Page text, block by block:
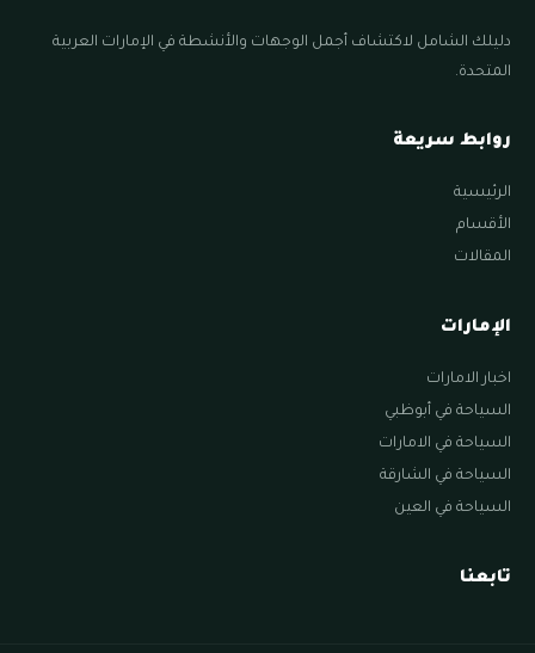
دليلك الشامل لاكتشاف أجمل الوجهات والأنشطة في الإمارات العربية
المتحدة.
روابط سريعة
الرئيسية
الأقسام
المقالات
الإمارات
اخبار الامارات
السياحة في أبوظبي
السياحة في الامارات
السياحة في الشارقة
السياحة في العين
تابعنا